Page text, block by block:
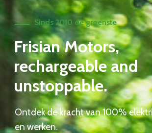
Sinds 2010 de groenste
Frisian Motors,
rechargeable and
unstoppable.
Ontdek de kracht van 100%
en werken.